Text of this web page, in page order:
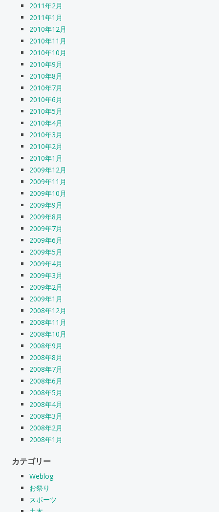
2011年2月
2011年1月
2010年12月
2010年11月
2010年10月
2010年9月
2010年8月
2010年7月
2010年6月
2010年5月
2010年4月
2010年3月
2010年2月
2010年1月
2009年12月
2009年11月
2009年10月
2009年9月
2009年8月
2009年7月
2009年6月
2009年5月
2009年4月
2009年3月
2009年2月
2009年1月
2008年12月
2008年11月
2008年10月
2008年9月
2008年8月
2008年7月
2008年6月
2008年5月
2008年4月
2008年3月
2008年2月
2008年1月
カテゴリー
Weblog
お祭り
スポーツ